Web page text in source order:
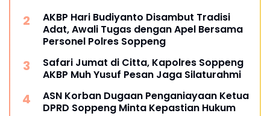
AKBP Hari Budiyanto Disambut Tradisi
Adat, Awali Tugas dengan Apel Bersama
Personel Polres Soppeng
Safari Jumat di Citta, Kapolres Soppeng
AKBP Muh Yusuf Pesan Jaga Silaturahmi
ASN Korban Dugaan Penganiayaan Ketua
DPRD Soppeng Minta Kepastian Hukum